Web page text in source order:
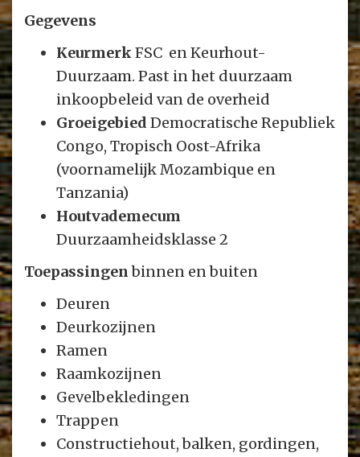
Gegevens
Keurmerk FSC en Keurhout-
Duurzaam. Past in het duurzaam
inkoopbeleid van de overheid
Groeigebied Democratische Republiek
Congo, Tropisch Oost-Afrika
(voornamelijk Mozambique en
Tanzania)
Houtvademecum
Duurzaamheidsklasse 2
Toepassingenbinnen en buiten
Deuren
Deurkozijnen
Ramen
Raamkozijnen
Gevelbekledingen
Trappen
Constructiehout, balken, gordingen,